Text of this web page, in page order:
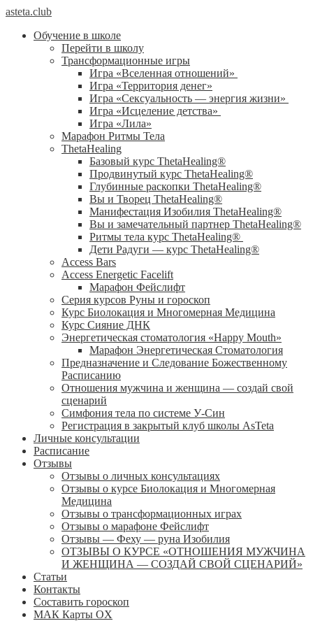
asteta.club
Обучение в школе
Перейти в школу
Трансформационные игры
Игра «Вселенная отношений»
Игра «Территория денег»
Игра «Сексуальность — энергия жизни»
Игра «Исцеление детства»
Игра «Лила»
Марафон Ритмы Тела
ThetaHealing
Базовый курс ThetaHealing®
Продвинутый курс ThetaHealing®
Глубинные раскопки ThetaHealing®
Вы и Творец ThetaHealing®
Манифестация Изобилия ThetaHealing®
Вы и замечательный партнер ThetaHealing®
Ритмы тела курс ThetaHealing®
Дети Радуги — курс ThetaHealing®
Access Bars
Access Energetic Facelift
Марафон Фейслифт
Серия курсов Руны и гороскоп
Курс Биолокация и Многомерная Медицина
Курс Сияние ДНК
Энергетическая стоматология «Happy Mouth»
Марафон Энергетическая Cтоматология
Предназначение и Следование Божественному
Расписанию
Отношения мужчина и женщина — создай свой
сценарий
Симфония тела по системе У-Син
Регистрация в закрытый клуб школы AsTeta
Личные консультации
Расписание
Отзывы
Отзывы о личных консультациях
Отзывы о курсе Биолокация и Многомерная
Медицина
Отзывы о трансформационных играх
Отзывы о марафоне Фейслифт
Отзывы — Феху — руна Изобилия
ОТЗЫВЫ О КУРСЕ «ОТНОШЕНИЯ МУЖЧИНА
И ЖЕНЩИНА — СОЗДАЙ СВОЙ СЦЕНАРИЙ»
Статьи
Контакты
Составить гороскоп
МАК Карты OХ